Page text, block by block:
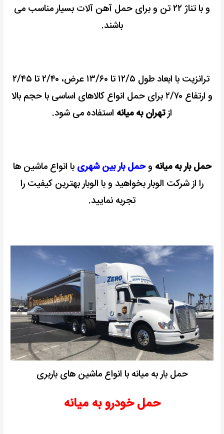
و با تناژ ۲۲ تن و برای حمل آهن آلات بسیار مناسب می
باشند.
ترانزیت با ابعاد طول ۱۲/۵ تا ۱۳/۶۰ عرض، ۲/۴۰ تا ۲/۴۵
و ارتفاع ۲/۷۰ برای حمل انواع کالاهای اساسی با حجم بالا
ازتهران به میانه استفاده می شود.
حمل بار به میانه وحمل بار بین شهری با انواع ماشین ها
را از شرکت الوبار بخواهید و با الوبار بهترین کیفیت را
تجربه نمایید.
حمل بار به میانه با انواع ماشین های باربری
حمل خودرو به میانه